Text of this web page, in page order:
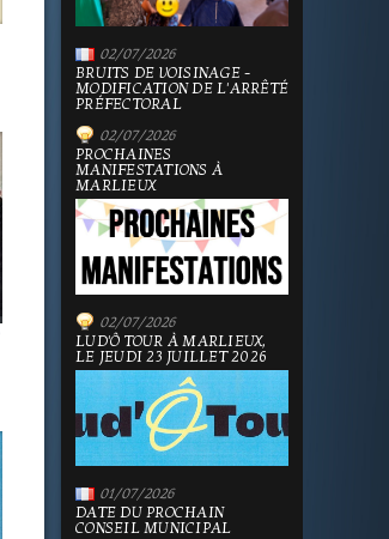
02/07/2026
BRUITS DE VOISINAGE -
MODIFICATION DE L'ARRÊTÉ
PRÉFECTORAL
02/07/2026
PROCHAINES
MANIFESTATIONS À
MARLIEUX
02/07/2026
LUD'Ô TOUR À MARLIEUX,
LE JEUDI 23 JUILLET 2026
01/07/2026
DATE DU PROCHAIN
CONSEIL MUNICIPAL